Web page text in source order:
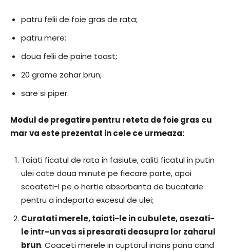
patru felii de foie gras de rata;
patru mere;
doua felii de paine toast;
20 grame zahar brun;
sare si piper.
Modul de pregatire pentru reteta de foie gras cu
mar va este prezentat in cele ce urmeaza:
Taiati ficatul de rata in fasiute, caliti ficatul in putin
ulei cate doua minute pe fiecare parte, apoi
scoateti-l pe o hartie absorbanta de bucatarie
pentru a indeparta excesul de ulei;
Curatati merele, taiati-le in cubulete, asezati-
le intr-un vas si presarati deasupra lor zaharul
brun. Coaceti merele in cuptorul incins pana cand